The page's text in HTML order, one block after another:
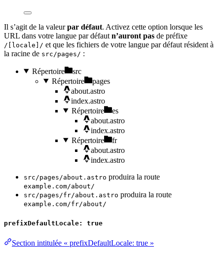
Il s’agit de la valeurpar défaut. Activez cette option lorsque les
URL dans votre langue par défaut n’auront pas de préfixe
/[locale]/ et que les fichiers de votre langue par défaut résident à
la racine de src/pages/ :
Répertoire
src
Répertoire
pages
about.astro
index.astro
Répertoire
es
about.astro
index.astro
Répertoire
fr
about.astro
index.astro
src/pages/about.astro produira la route
example.com/about/
src/pages/fr/about.astro produira la route
example.com/fr/about/
prefixDefaultLocale: true
Section intitulée « prefixDefaultLocale: true »